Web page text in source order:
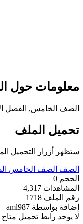
معلومات حول
الصف الخامس, الفصل
تحميل الملف
ستظهر أزرار التحميل
الصف الصف الخامس
الحجم 0
المشاهدات 4,317
رقم الملف 1718
إضافة بواسطة aml987
لا يوجد رابط تحميل متاح